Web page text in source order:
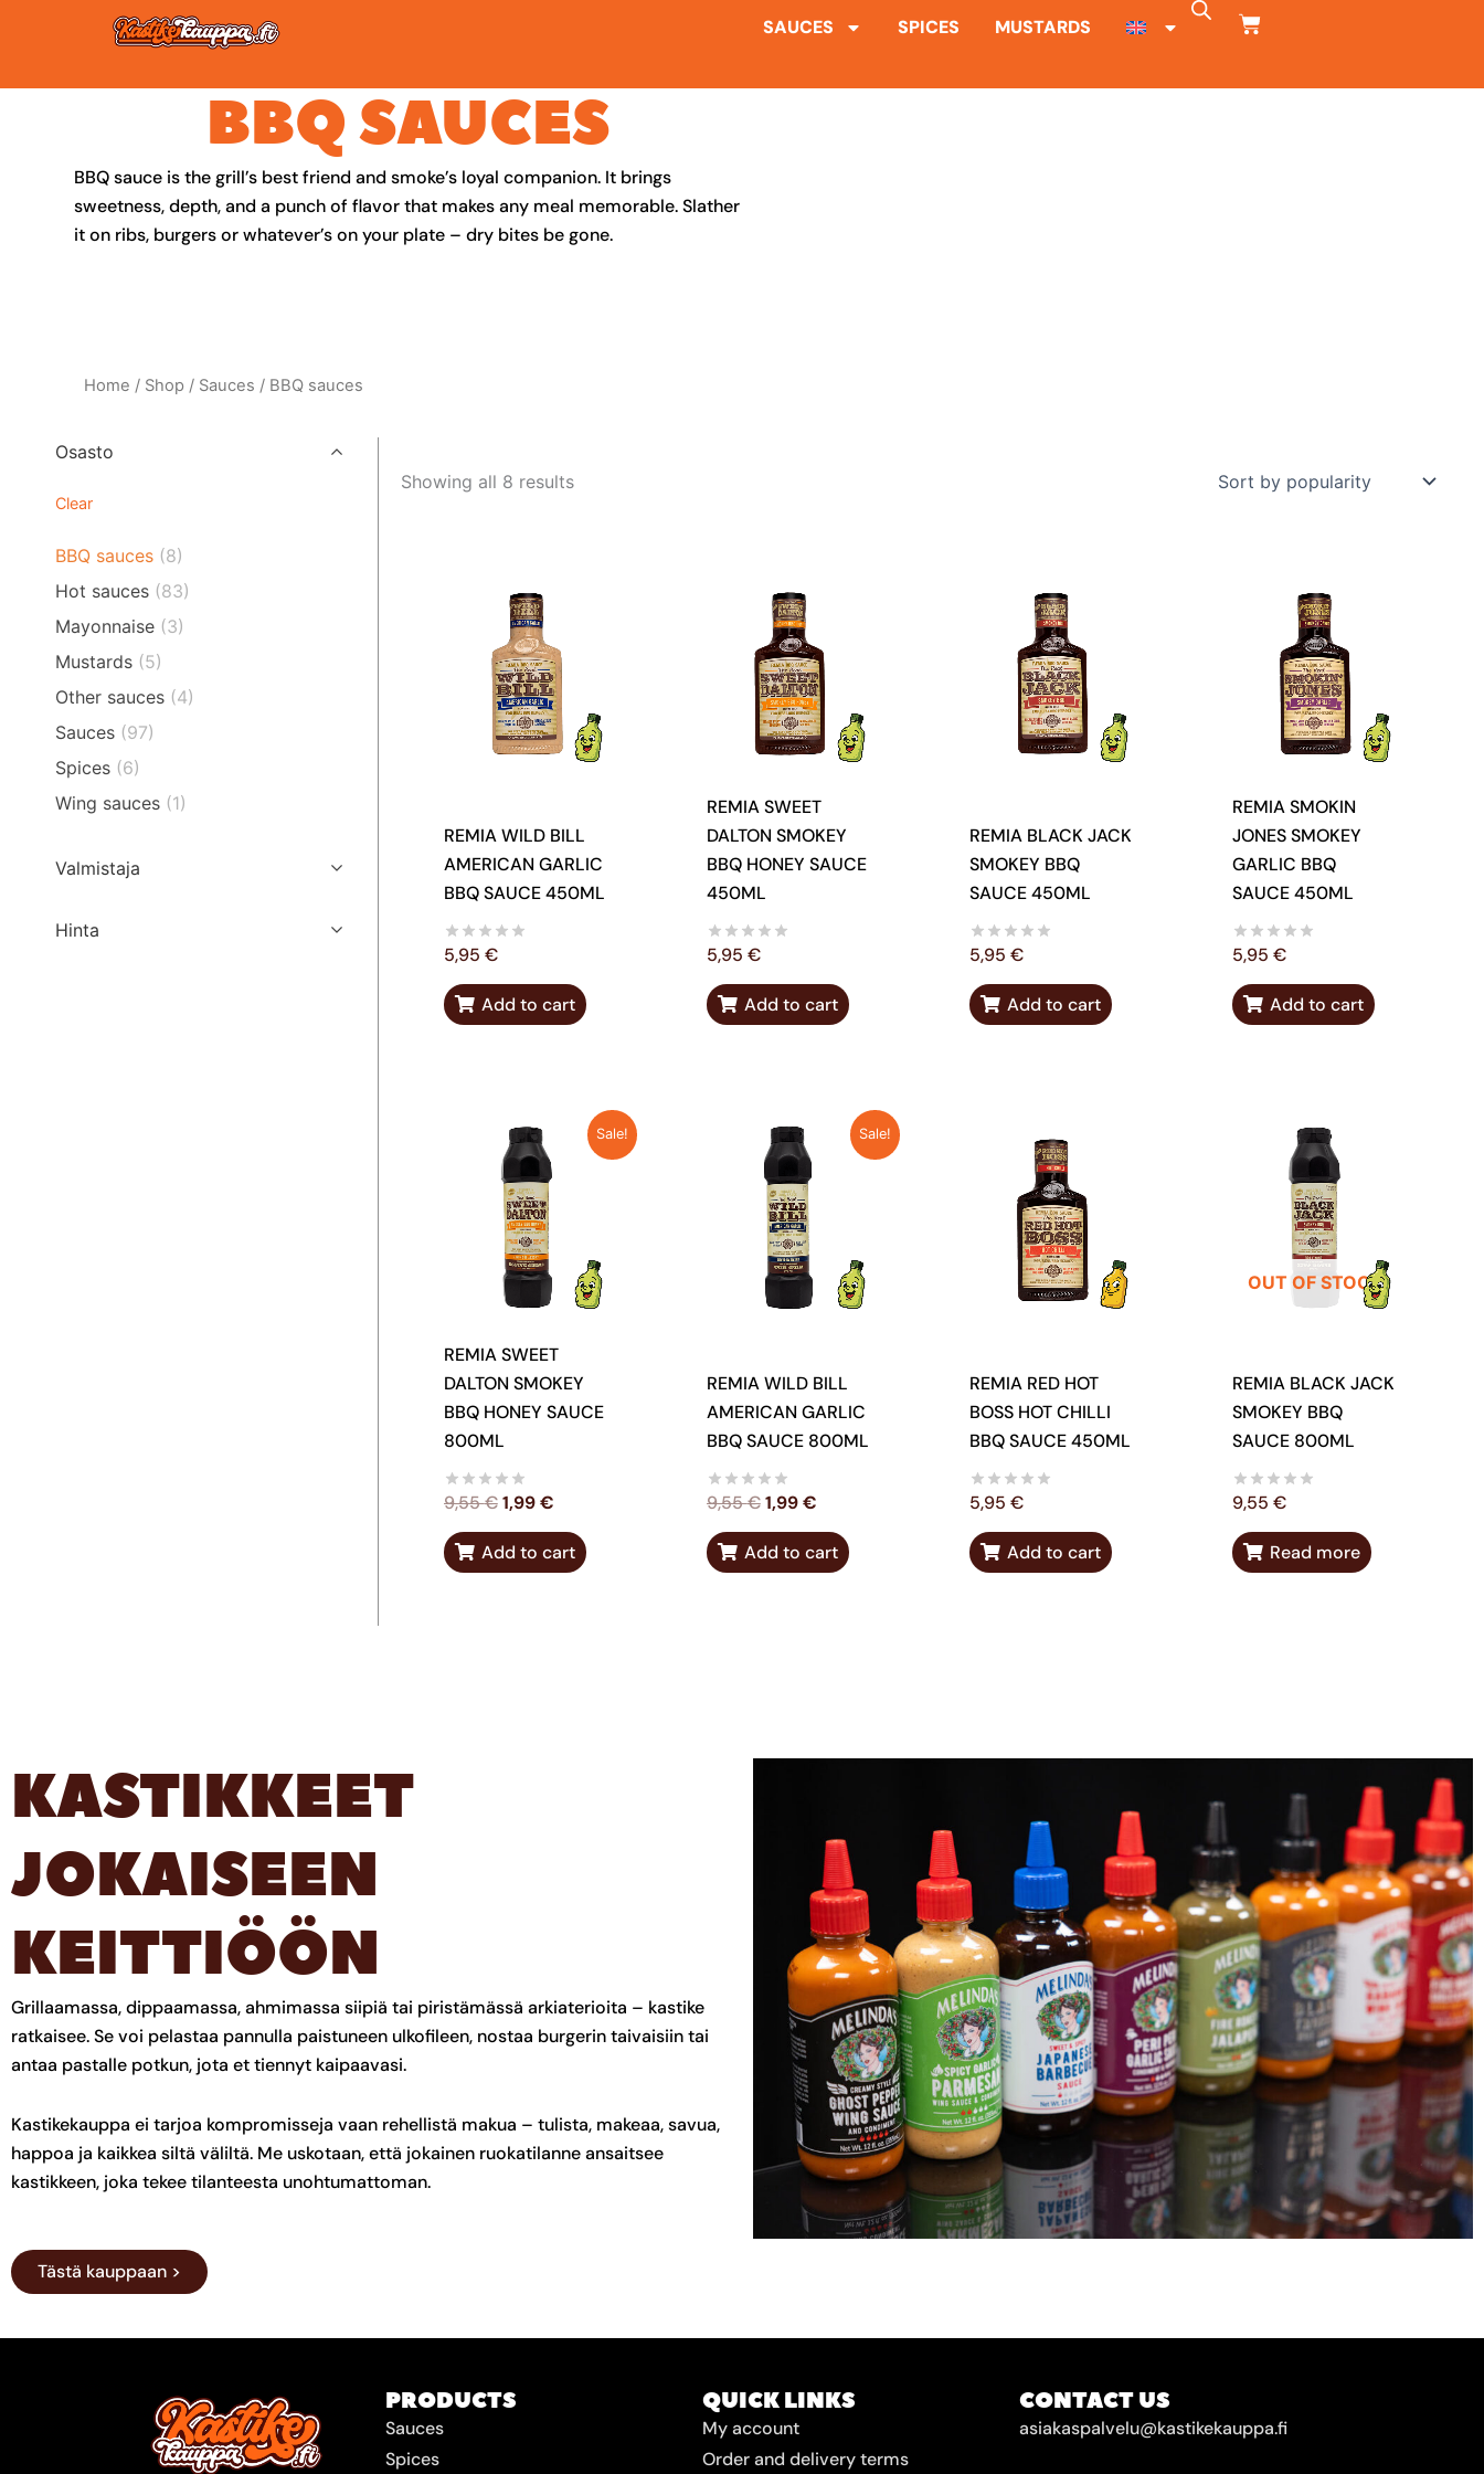
SAUCES SPICES MUSTARDS CART
BBQ SAUCES
BBQ sauce is the grill’s best friend and smoke’s loyal companion. It brings
sweetness, depth, and a punch of flavor that makes any meal memorable. Slather
it on ribs, burgers or whatever’s on your plate – dry bites be gone.
Home / Shop / Sauces / BBQ sauces
Osasto
Clear
BBQ sauces (8)
Hot sauces (83)
Mayonnaise (3)
Mustards (5)
Other sauces (4)
Sauces (97)
Spices (6)
Wing sauces (1)
Valmistaja
Hinta
Showing all 8 resultsby
REMIA WILD BILL
AMERICAN GARLIC
BBQ SAUCE 450ML
5,95 €
Add to cart
REMIA SWEET
DALTON SMOKEY
BBQ HONEY SAUCE
450ML
5,95 €
Add to cart
REMIA BLACK JACK
SMOKEY BBQ
SAUCE 450ML
5,95 €
Add to cart
REMIA SMOKIN
JONES SMOKEY
GARLIC BBQ
SAUCE 450ML
5,95 €
Add to cart
Sale!
REMIA SWEET
DALTON SMOKEY
BBQ HONEY SAUCE
800ML
9,55€
PRICE
WAS:
9,55 €.
1,99€
CURRENT
PRICE
Add to cart
Sale!
REMIA WILD BILL
AMERICAN GARLIC
BBQ SAUCE 800ML
9,55€
PRICE
WAS:
9,55 €.
1,99€
CURRENT
PRICE
Add to cart
REMIA RED HOT
BOSS HOT CHILLI
BBQ SAUCE 450ML
5,95 €
Add to cart
OUT OF STOCK
REMIA BLACK JACK
SMOKEY BBQ
SAUCE 800ML
9,55 €
Read more
KASTIKKEET
JOKAISEEN
KEITTIÖÖN
Grillaamassa, dippaamassa, ahmimassa siipiä tai piristämässä arkiaterioita – kastike
ratkaisee. Se voi pelastaa pannulla paistuneen ulkofileen, nostaa burgerin taivaisiin tai
antaa pastalle potkun, jota et tiennyt kaipaavasi.
Kastikekauppa ei tarjoa kompromisseja vaan rehellistä makua – tulista, makeaa, savua,
happoa ja kaikkea siltä väliltä. Me uskotaan, että jokainen ruokatilanne ansaitsee
kastikkeen, joka tekee tilanteesta unohtumattoman.
Tästä kauppaan >
PRODUCTS
Sauces
Spices
QUICK LINKS
My account
Order and delivery terms
CONTACT US
asiakaspalvelu@kastikekauppa.fi